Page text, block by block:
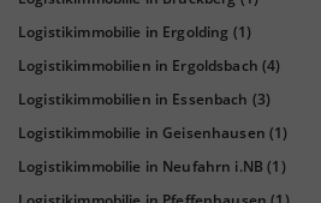
Euro pro Kopf
Kaufkraftindex
Logistikimmobilie in Ergolding (1)
Logistikimmobilien in Ergoldsbach (4)
Logistikimmobilien in Essenbach (3)
Logistikimmobilie in Geisenhausen (1)
Logistikimmobilie in Neufahrn i.NB (1)